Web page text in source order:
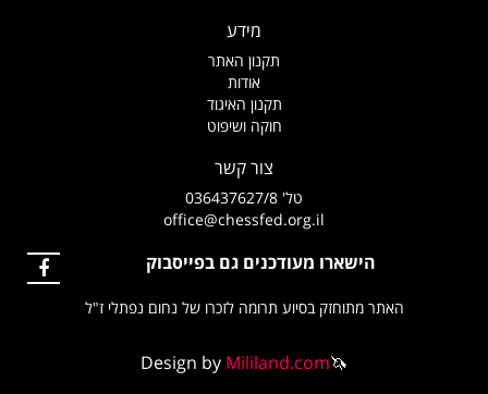
מידע
תקנון האתר
אודות
תקנון האיגוד
חוקה ושיפוט
צור קשר
טל' 036437627/8
office@chessfed.org.il
הישארו מעודכנים גם בפייסבוק
האתר מתוחזק בסיוע תרומה לזכרו של נחום נפתלי ז"ל
Design by Mililand.com🦄